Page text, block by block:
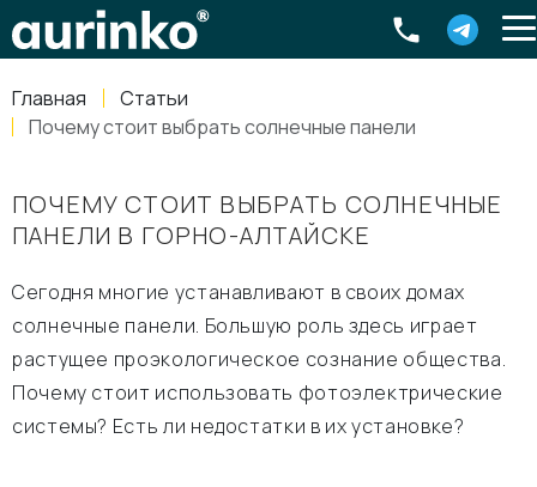
Главная
Статьи
Почему стоит выбрать солнечные панели
ПОЧЕМУ СТОИТ ВЫБРАТЬ СОЛНЕЧНЫЕ
ПАНЕЛИ В ГОРНО-АЛТАЙСКЕ
Сегодня многие устанавливают в своих домах
солнечные панели. Большую роль здесь играет
растущее проэкологическое сознание общества.
Почему стоит использовать фотоэлектрические
системы? Есть ли недостатки в их установке?
Россия, Свердловская область Екатеринбург ,
8-800-770-79-40